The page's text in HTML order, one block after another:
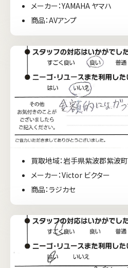
メーカー：YAMAHA ヤマハ
商品：AVアンプ
買取地域：岩手県紫波郡紫波町
メーカー：Victor ビクター
商品：ラジカセ